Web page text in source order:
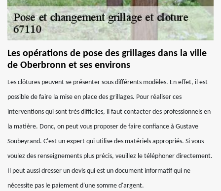
Les opérations de pose des grillages dans la ville
de Oberbronn et ses environs
Les clôtures peuvent se présenter sous différents modèles. En effet, il est
possible de faire la mise en place des grillages. Pour réaliser ces
interventions qui sont très difficiles, il faut contacter des professionnels en
la matière. Donc, on peut vous proposer de faire confiance à Gustave
Soubeyrand. C'est un expert qui utilise des matériels appropriés. Si vous
voulez des renseignements plus précis, veuillez le téléphoner directement.
Il peut aussi dresser un devis qui est un document informatif qui ne
nécessite pas le paiement d'une somme d'argent.